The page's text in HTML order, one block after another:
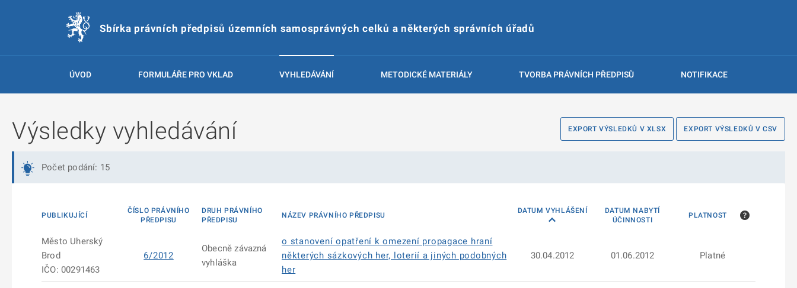
Sbírka právních předpisů územních samosprávných celků a některých správních úřadů
ÚVOD FORMULÁŘE PRO VKLAD VYHLEDÁVÁNÍ METODICKÉ MATERIÁLY TVORBA PRÁVNÍCH PŘEDPISŮ NOTIFIKACE
EXPORT VÝSLEDKŮ V XLSX EXPORT VÝSLEDKŮ V CSV
Výsledky vyhledávání
Počet podání: 15
PUBLIKUJÍCÍ
ČÍSLO PRÁVNÍHO
PŘEDPISU
DRUH PRÁVNÍHO
PŘEDPISU
NÁZEV PRÁVNÍHO PŘEDPISU
DATUM VYHLÁŠENÍ
DATUM NABYTÍ
ÚČINNOSTI
PLATNOST
Město Uherský
Brod
IČO: 00291463
6/2012
Obecně závazná
vyhláška
o stanovení opatření k omezení propagace hraní
některých sázkových her, loterií a jiných podobných
her
30.04.2012 01.06.2012 Platné